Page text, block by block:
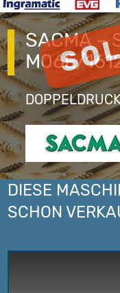
SACMA –
M06E/
DIESE
SCHON